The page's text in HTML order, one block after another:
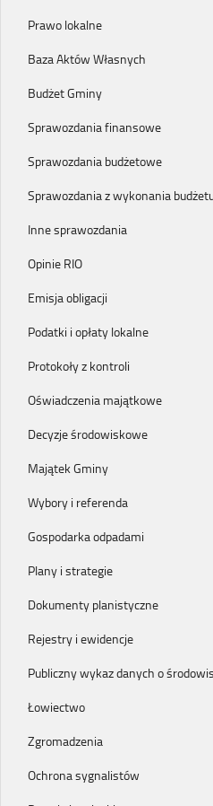
Prawo lokalne
Baza Aktów Własnych
Budżet Gminy
Sprawozdania finansowe
Sprawozdania budżetowe
Sprawozdania z wykonania
Inne sprawozdania
Opinie RIO
Emisja obligacji
Podatki i opłaty lokalne
Protokoły z kontroli
Oświadczenia majątkowe
Decyzje środowiskowe
Majątek Gminy
Wybory i referenda
Gospodarka odpadami
Plany i strategie
Dokumenty planistyczne
Rejestry i ewidencje
Publiczny wykaz danych o
Łowiectwo
Zgromadzenia
Ochrona sygnalistów